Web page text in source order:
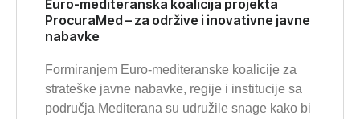
Euro-mediteranska koalicija projekta
ProcuraMed – za održive i inovativne javne
nabavke
Formiranjem Euro-mediteranske koalicije za
strateške javne nabavke, regije i institucije sa
područja Mediterana su udružile snage kako bi